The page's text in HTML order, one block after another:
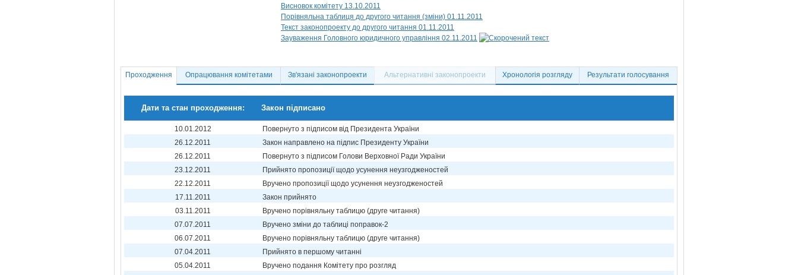
Висновок комітету 13.10.2011
Порівняльна таблиця до другого читання (зміни) 01.11.2011
Текст законопроекту до другого читання 01.11.2011
Зауваження Головного юридичного управління 02.11.2011
Проходження Опрацювання комітетами Зв'язані законопроекти Альтернативні законопроекти Хронологія розгляду Результати голосування
Дати та стан проходження: Закон підписано
10.01.2012
Повернуто з підписом від Президента України
26.12.2011
Закон направлено на підпис Президенту України
26.12.2011
Повернуто з підписом Голови Верховної Ради України
23.12.2011
Прийнято пропозиції щодо усунення неузгодженостей
22.12.2011
Вручено пропозиції щодо усунення неузгодженостей
17.11.2011
Закон прийнято
03.11.2011
Вручено порівняльну таблицю (друге читання)
07.07.2011
Вручено зміни до таблиці поправок-2
06.07.2011
Вручено порівняльну таблицю (друге читання)
07.04.2011
Прийнято в першому читанні
05.04.2011
Вручено подання Комітету про розгляд